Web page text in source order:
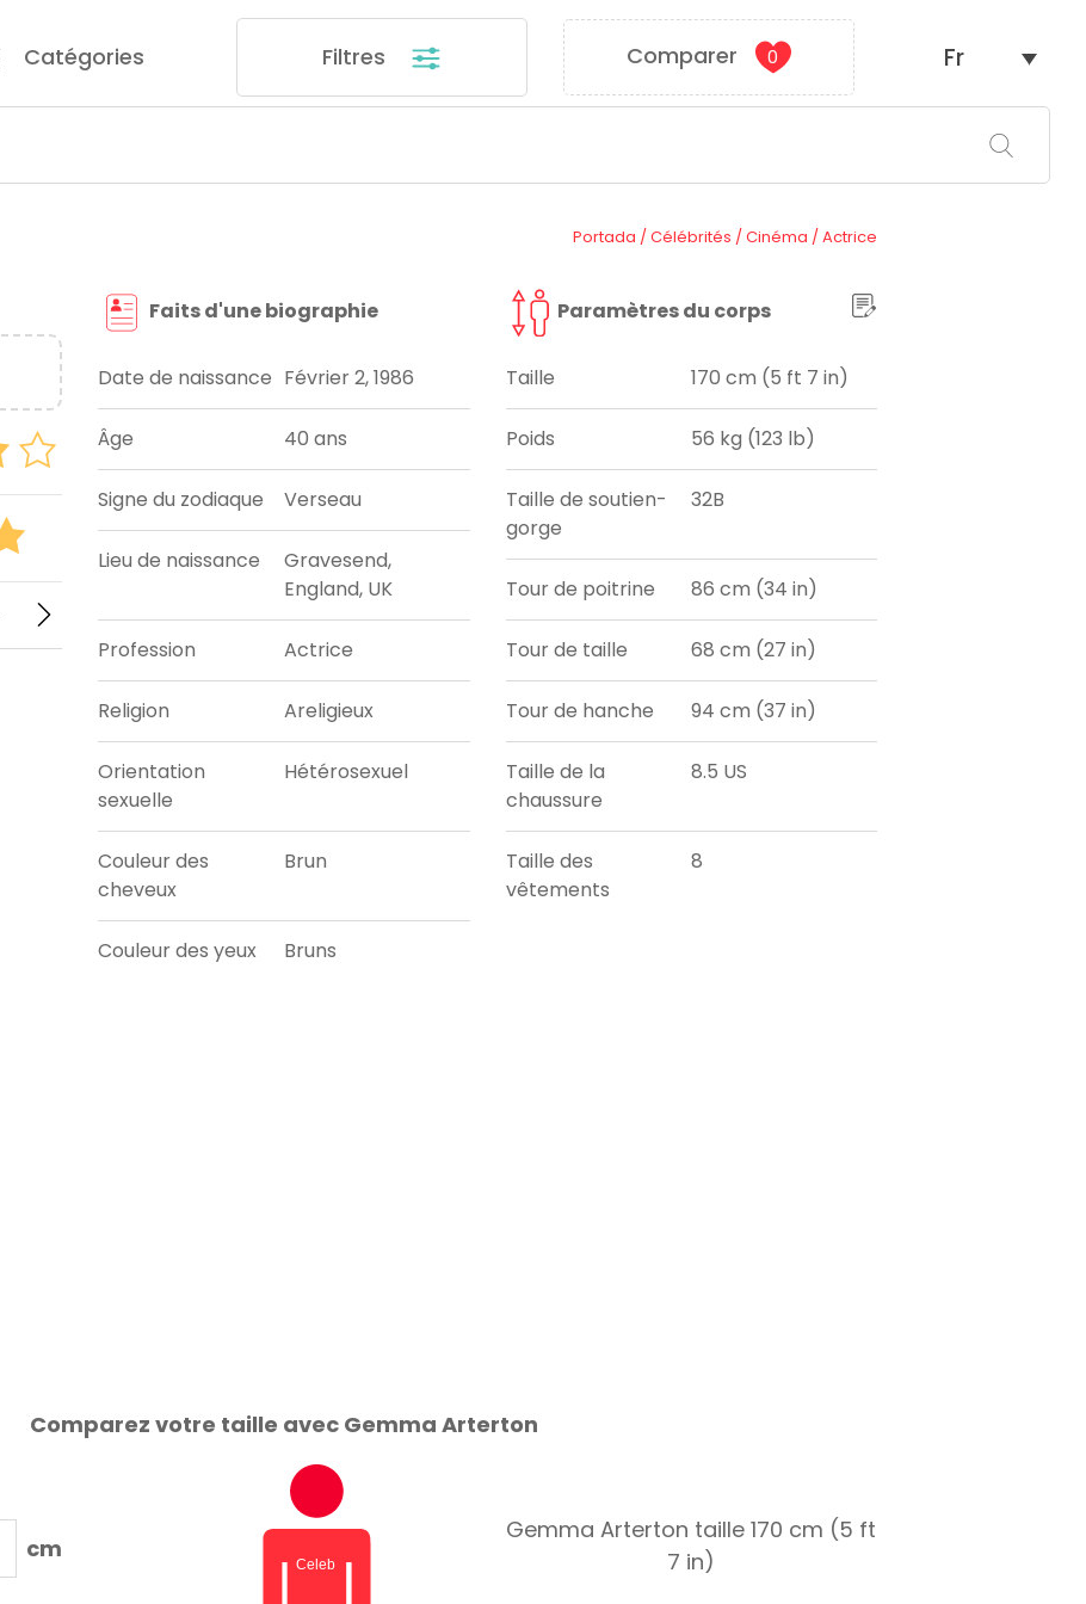
Catégories Filtres Comparer 0 Fr
Portada /Célébrités /Cinéma /Actrice
Faits d'une biographie
Date de naissance Février 2, 1986
Âge 40 ans
Signe du zodiaque Verseau
Lieu de naissance
Gravesend,
England, UK
Profession Actrice
Religion Areligieux
Orientation
sexuelle
Hétérosexuel
Couleur des
cheveux
Brun
Couleur des yeux Bruns
Paramètres du corps
Taille 170 cm (5 ft 7 in)
Poids 56 kg (123 lb)
Taille de soutien-
gorge
32B
Tour de poitrine 86 cm (34 in)
Tour de taille 68 cm (27 in)
Tour de hanche 94 cm (37 in)
Taille de la
chaussure
8.5 US
Taille des
vêtements
8
Comparez votre taille avec Gemma Arterton
cm
Gemma Arterton taille 170 cm (5 ft
7 in)